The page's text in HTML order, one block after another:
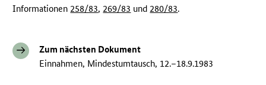
Informationen 258/83, 269/83 und 280/83.
Zum nächsten Dokument
Einnahmen, Mindestumtausch, 12.–18.9.1983